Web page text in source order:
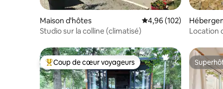
Maison d'hôtes Évaluation moyenne
4,96 (102)
Studio sur la colline (climatisé)
Location
Coups de cœur voyageurs les plus appréciés
Coup de cœur voyageurs